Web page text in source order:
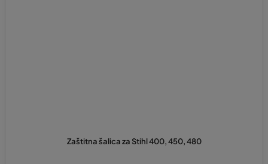
Zaštitna šalica za Stihl 400, 450, 480